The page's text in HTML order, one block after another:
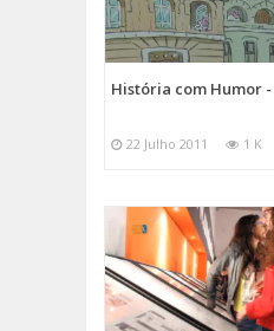
História com Humor -
22 Julho 2011 1 K